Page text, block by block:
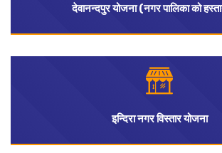
देवानन्दपुर योजना (नगर पालिका को
इन्दिरा नगर विस्तार योजना